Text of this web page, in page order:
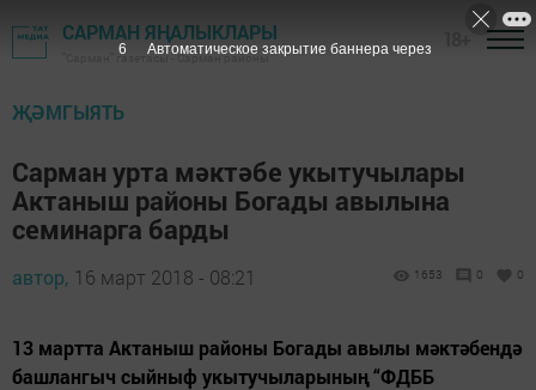
САРМАН ЯҢАЛЫКЛАРЫ
"Сарман" газетасы - Сарман районы
ҖӘМГЫЯТЬ
Сарман урта мәктәбе укытучылары
Актаныш районы Богады авылына
семинарга барды
автор, 16 март 2018 - 08:21 1653 0 0
13 мартта Актаныш районы Богады авылы мәктәбендә
башлангыч сыйныф укытучыларының “ФДББ
5 Автоматическое закрытие баннера через